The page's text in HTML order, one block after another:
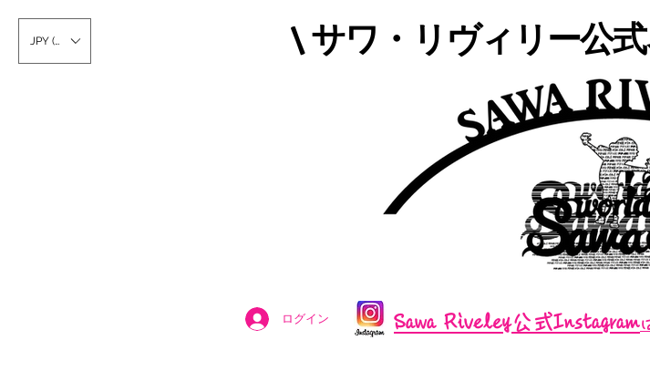
JPY (¥) \ サワ・リヴィリー公
Sawa Riveley公式Instagram
ログイン